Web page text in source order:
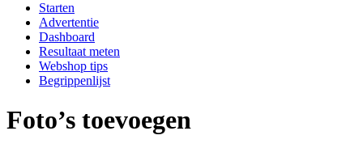
Starten
Advertentie
Dashboard
Resultaat meten
Webshop tips
Begrippenlijst
Foto’s toevoegen